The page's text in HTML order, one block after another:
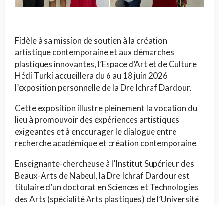
Fidèle à sa mission de soutien à la création
artistique contemporaine et aux démarches
plastiques innovantes, l’Espace d’Art et de Culture
Hédi Turki accueillera du 6 au 18 juin 2026
l’exposition personnelle de la Dre Ichraf Dardour.
Cette exposition illustre pleinement la vocation du
lieu à promouvoir des expériences artistiques
exigeantes et à encourager le dialogue entre
recherche académique et création contemporaine.
Enseignante-chercheuse à l’Institut Supérieur des
Beaux-Arts de Nabeul, la Dre Ichraf Dardour est
titulaire d’un doctorat en Sciences et Technologies
des Arts (spécialité Arts plastiques) de l’Université